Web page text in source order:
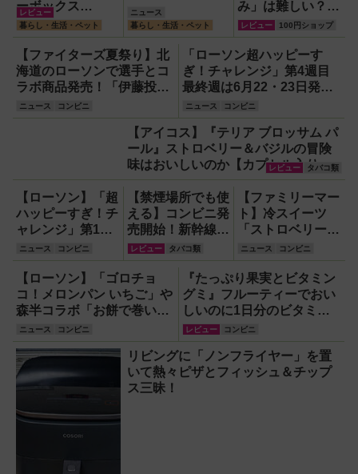
ーボックス
HUGEL「エアロ
ゲルソフトクーラ
ー4L」【アイリ
スオーヤマ】！宇
宙服の技術で保冷
力も異次元だった
レビュー
暮らし・生活・ペット
ニュース
暮らし・生活・ペット
み」は難しい？
『初心者にいちば
んわかりやすい!!
基本の棒針編み』
を参考に20年ぶり
に挑んでみまし
た！
レビュー 100円ショップ
【ファイターズ夏祭り】北
海道のローソンで選手とコ
ラボ商品発売！「伊藤投手
の海鮮チゲラーメン」や
「ブルーサイダー」ほか
ニュース コンビニ
「ローソン超ハッピーす
ぎ！チャレンジ」第4週目
最終週は6月22・23日発
売！スイーツ『盛りすぎ！
どらもっち あんこ＆ホイッ
プ』や『盛りすぎ！くちど
けショコラクレープ』も
51％増量の全13品！
ニュース コンビニ
【アイコス】『テリア ブロッサム パ
ール』ストロベリー＆バジルの冒険
味はおいしいのか【カプセル入りメ
ンソール】
レビュー タバコ類
【ローソン】「超
ハッピーすぎ！チ
ャレンジ」第1週
スタート！「ソー
ス焼そば 63％増
量」や「盛りす
ぎ！プレミアムロ
ールケーキ」
51％増量ほか
ニュース コンビニ
【禁煙場所でも使
える】コンビニ発
売開始！新幹線、
飛行機、仕事中も
密かに一服できる
『ノルディックス
ピリット』とは？
【オーラルたば
レビュー タバコ類
【ファミリーマー
ト】冷スイーツ
「ストロベリーフ
ラッペ」や「アン
ナミラーズアイ
ス」、「冷し麺」
おトクなキャンペ
ーン情報など
ニュース コンビニ
【ローソン】「ゴロチョ
コ！メロンパン いちご」や
森半コラボ「お餅で巻いた
濃い抹茶もち食感ロール」
など新作スイーツ・パンが
登場！
ニュース コンビニ
『たっぷり果実とビタミン
グミ』フルーティーでおい
しいのに1日分のビタミン
もとれるって!?【食べてみ
た】
レビュー コンビニ
リビングに「ノンフライヤー」を置
いて熱々ピザとフィッシュ＆チップ
ス三昧！